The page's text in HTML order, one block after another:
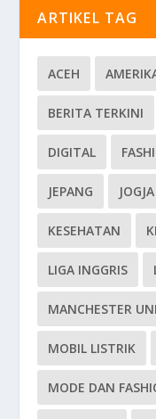
ARTIKEL TAG
ACEH
BERITA TERKINI
DIGITAL
JEPANG JOGJA
KESEHATAN
LIGA INGGRIS
MANCHESTER
MOBIL LISTRIK
MODE DAN